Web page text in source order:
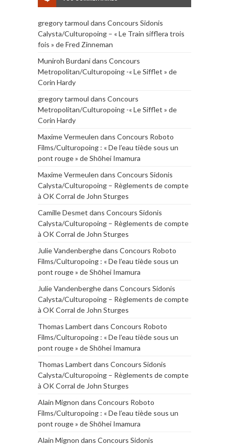
gregory tarmoul dans Concours Sidonis
Calysta/Culturopoing – « Le Train sifflera trois
fois » de Fred Zinneman
Muniroh Burdanidans Concours
Metropolitan/Culturopoing -« Le Sifflet » de
Corin Hardy
gregory tarmoul dans Concours
Metropolitan/Culturopoing -« Le Sifflet » de
Corin Hardy
Maxime Vermeulen dans Concours Roboto
Films/Culturopoing : « De l’eau tiède sous un
pont rouge » de Shōhei Imamura
Maxime Vermeulen dans Concours Sidonis
Calysta/Culturopoing – Règlements de compte
à OK Corral de John Sturges
Camille Desmet dans Concours Sidonis
Calysta/Culturopoing – Règlements de compte
à OK Corral de John Sturges
Julie Vandenberghedans Concours Roboto
Films/Culturopoing : « De l’eau tiède sous un
pont rouge » de Shōhei Imamura
Julie Vandenberghedans Concours Sidonis
Calysta/Culturopoing – Règlements de compte
à OK Corral de John Sturges
Thomas Lambert dans Concours Roboto
Films/Culturopoing : « De l’eau tiède sous un
pont rouge » de Shōhei Imamura
Thomas Lambert dans Concours Sidonis
Calysta/Culturopoing – Règlements de compte
à OK Corral de John Sturges
Alain Mignon dans Concours Roboto
Films/Culturopoing : « De l’eau tiède sous un
pont rouge » de Shōhei Imamura
Alain Mignon dans Concours Sidonis